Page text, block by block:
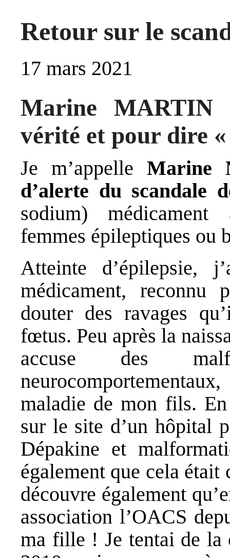
Retour sur le
17 mars 2021
Marine
vérité et pour dire
Je m’appelle Marine
d’alerte du scandale
sodium) médicament
femmes épileptiques ou
Atteinte d’épilepsie,
médicament, reconnu
douter des ravages
fœtus. Peu après la
accuse des
maladie de mon fils.
sur le site d’un hôpital
Dépakine et
également que cela était
découvre également
association l’OACS
ma fille ! Je tentai de la